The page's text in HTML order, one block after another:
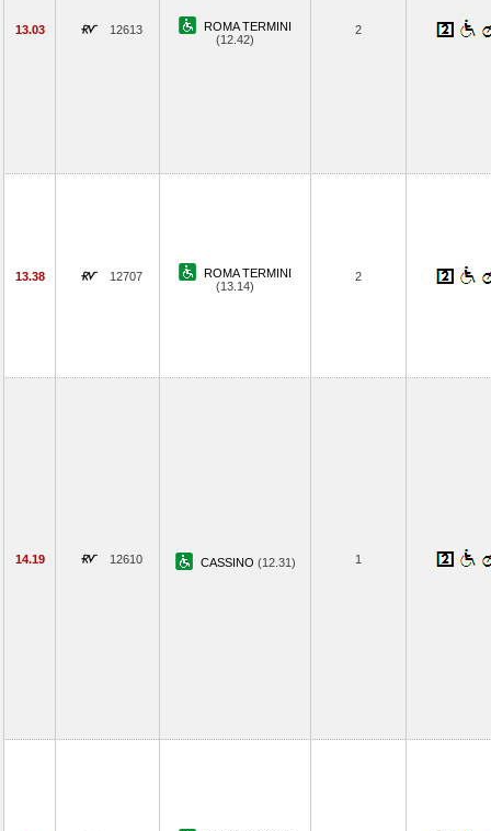
13.03 12613
ROMA TERMINI
(12.42)
2
13.38 12707
ROMA TERMINI
(13.14)
2
14.19 12610 CASSINO (12.31) 1